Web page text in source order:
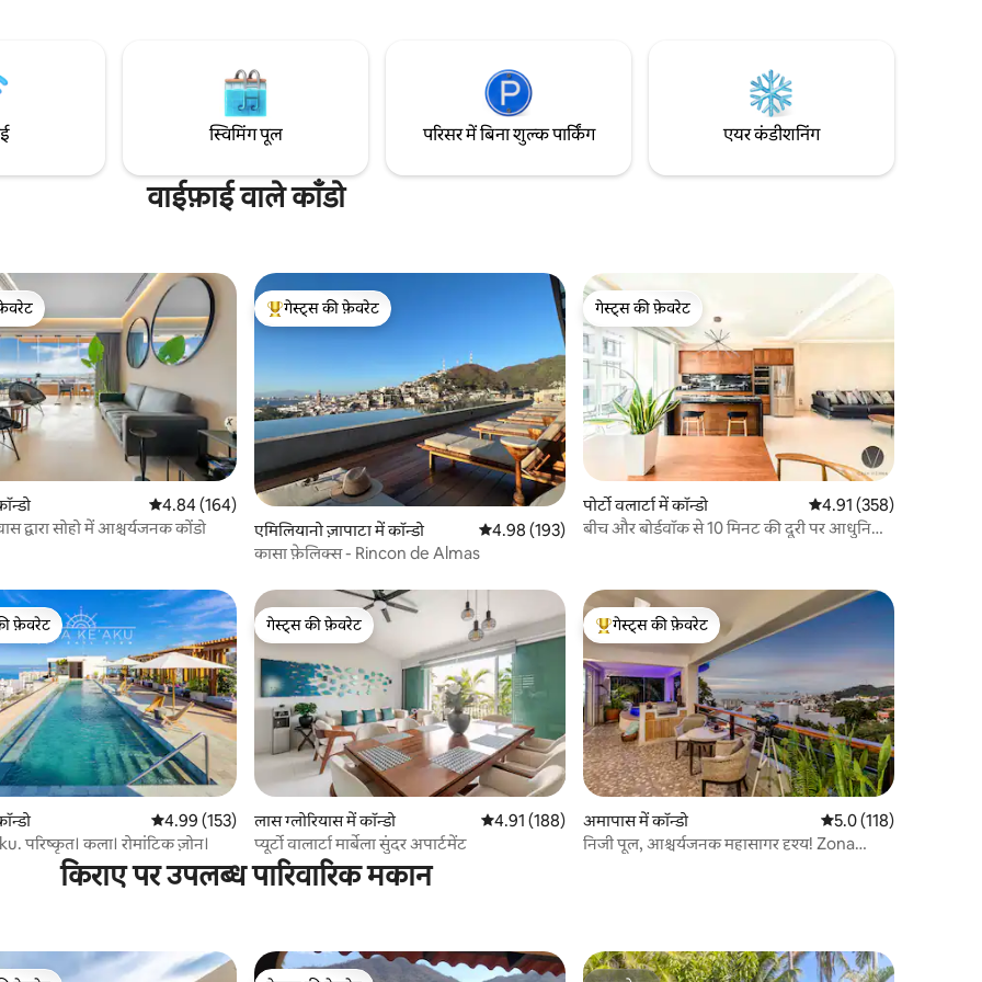
सही, जो सुविधा, आराम और पुएर्तो
यादगार छुट्टी की तलाश में हैं।
आर्ट गैलरी से बस कुछ ही कदम दूर
एक आदर्श 10 मिनट की ड्राइव दूर हैं!
स्विमिंग पूल परिसर में बिना शुल्क पार्किंग एयर कंडीशनिंग
वाईफ़ाई वाले काँडो
औसत रेटिंग 5 में से 4.84, 164 समीक्षाएँ
4.84 (164)
द्वारा सोहो में आश्चर्यजनक कोंडो
गेस्ट्स का टॉप फ़ेवरेट
गेस्ट्स की फ़ेवरेट
एमिलियानो ज़ापाटा में कॉन्डो औसत रेटिंग 5 में से 4.98, 193 समीक्षाएँ
4.98 (193)
कासा फ़ेलिक्स - Rincon de Almas
गेस्ट्स की फ़ेवरेट
गेस्ट्स की फ़ेवरेट
पोर्टो वलार्टा में कॉन्डो औसत रेटिंग 5 में से 4.91,
4.91 (358)
बीच और बोर्डवॉक से 10 मिनट की दूरी पर आधुनिक
फ़ेवरेट
फ़ेवरेट
औसत रेटिंग 5 में से 4.99, 153 समीक्षाएँ
4.99 (153)
परिष्कृत। कला। रोमांटिक ज़ोन।
गेस्ट्स की फ़ेवरेट
गेस्ट्स की फ़ेवरेट
लास ग्लोरियास में कॉन्डो औसत रेटिंग 5 में से 4.91, 188 समीक्षाएँ
4.91 (188)
प्यूर्टो वालार्टा मार्बेला सुंदर अपार्टमेंट
गेस्ट्स का टॉप फ़ेवरेट
गेस्ट्स की फ़ेवरेट
अमापास में कॉन्डो औसत रेटिंग 5 में से 5.0,
5.0 (118)
निजी पूल, आश्चर्यजनक महासागर दृश्य! Zona
किराए पर उपलब्ध पारिवारिक मकान